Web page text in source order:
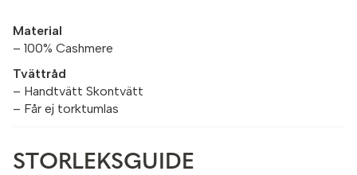
Material
– 100% Cashmere
Tvättråd
– Handtvätt Skontvätt
– Får ej torktumlas
STORLEKSGUIDE